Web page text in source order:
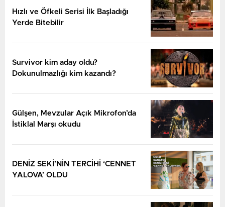
Hızlı ve Öfkeli Serisi İlk Başladığı
Yerde Bitebilir
Survivor kim aday oldu?
Dokunulmazlığı kim kazandı?
Gülşen, Mevzular Açık Mikrofon’da
İstiklal Marşı okudu
DENİZ SEKİ’NİN TERCİHİ ‘CENNET
YALOVA’ OLDU